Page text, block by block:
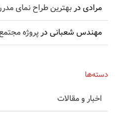
مرادی در بهترین طراح نمای
مهندس شعبانی در پروژه
دسته‌ها
اخبار و مقالات